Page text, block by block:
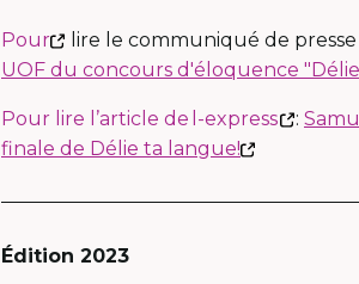
Pour
This
link
open
in
window
lire le communiqué de presse
UOF du concours d'éloquence
Pour lire l’article de l-express
This
open
:
finale de Délie ta langue!
will
Édition 2023